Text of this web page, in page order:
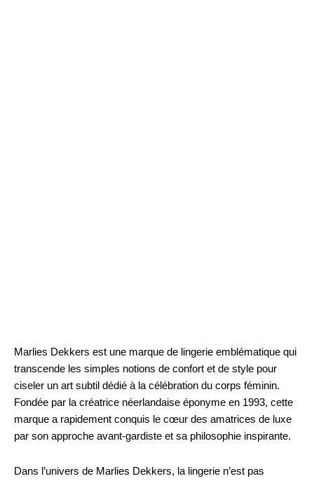
Marlies Dekkers est une marque de lingerie emblématique qui
transcende les simples notions de confort et de style pour
ciseler un art subtil dédié à la célébration du corps féminin.
Fondée par la créatrice néerlandaise éponyme en 1993, cette
marque a rapidement conquis le cœur des amatrices de luxe
par son approche avant-gardiste et sa philosophie inspirante.
Dans l’univers de Marlies Dekkers, la lingerie n’est pas